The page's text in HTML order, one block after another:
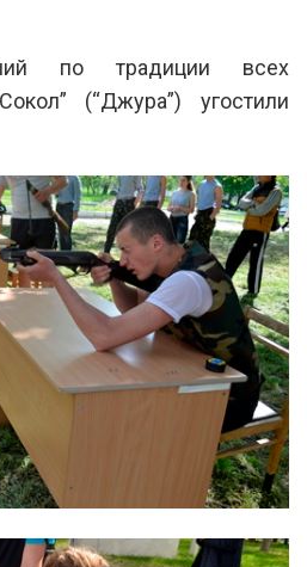
по традиции всех
(“Джура”) угостили